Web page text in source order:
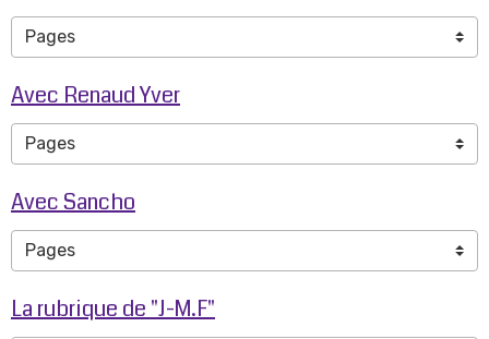
Avec Renaud Yver
Avec Sancho
La rubrique de "J-M.F"